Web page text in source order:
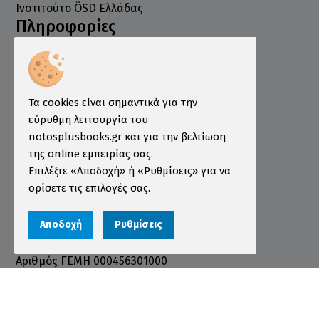
Ινστιτούτο ÖSD Ελλάδας
Πληροφορίες
Τρόποι Παραγγελίας
Τρόποι Πληρωμής
Τρόποι Αποστολής
Εγγύηση - Επιστροφές
Όροι χρήσης
Προστασία Προσωπικών Δεδομένων
Αριθμός ΓΕΜΗ 000456301000
Τα cookies είναι σημαντικά για την
εύρυθμη λειτουργία του
notosplusbooks.gr και για την βελτίωση
της online εμπειρίας σας.
Επιλέξτε «Αποδοχή» ή «Ρυθμίσεις» για να
ορίσετε τις επιλογές σας.
Αποδοχή Ρυθμίσεις